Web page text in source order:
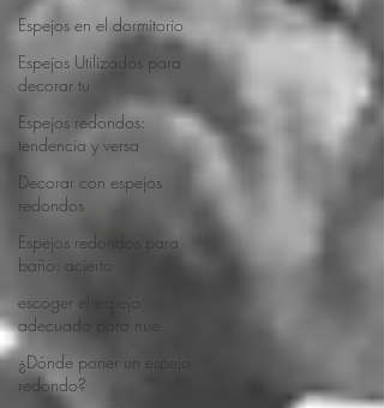
Espejos en el dormitorio
Espejos Utilizados para
decorar tu
Espejos redondos:
tendencia y versa
Decorar con espejos
redondos
Espejos redondos para
baño: acierto
escoger el espejo
adecuado para nue
¿Dónde poner un espejo
redondo?